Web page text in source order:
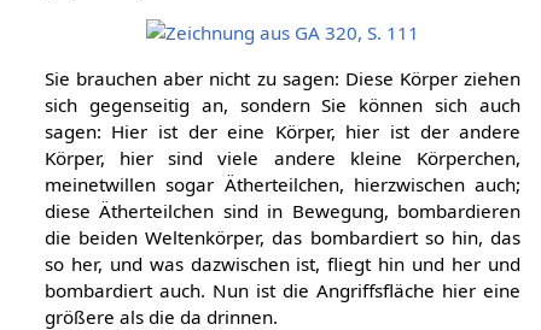
Sie brauchen aber nicht zu sagen: Diese Körper ziehen
sich gegenseitig an, sondern Sie können sich auch
sagen: Hier ist der eine Körper, hier ist der andere
Körper, hier sind viele andere kleine Körperchen,
meinetwillen sogar Ätherteilchen, hierzwischen auch;
diese Ätherteilchen sind in Bewegung, bombardieren
die beiden Weltenkörper, das bombardiert so hin, das
so her, und was dazwischen ist, fliegt hin und her und
bombardiert auch. Nun ist die Angriffsfläche hier eine
größere als die da drinnen.